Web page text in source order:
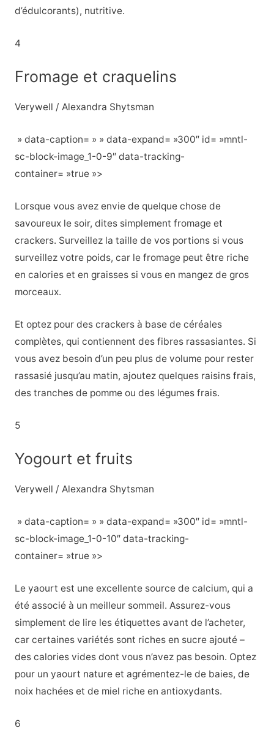
d’édulcorants), nutritive.
4
Fromage et craquelins
Verywell / Alexandra Shytsman
» data-caption= » » data-expand= »300″ id= »mntl-
sc-block-image_1-0-9″ data-tracking-
container= »true »>
Lorsque vous avez envie de quelque chose de
savoureux le soir, dites simplement fromage et
crackers. Surveillez la taille de vos portions si vous
surveillez votre poids, car le fromage peut être riche
en calories et en graisses si vous en mangez de gros
morceaux.
Et optez pour des crackers à base de céréales
complètes, qui contiennent des fibres rassasiantes. Si
vous avez besoin d’un peu plus de volume pour rester
rassasié jusqu’au matin, ajoutez quelques raisins frais,
des tranches de pomme ou des légumes frais.
5
Yogourt et fruits
Verywell / Alexandra Shytsman
» data-caption= » » data-expand= »300″ id= »mntl-
sc-block-image_1-0-10″ data-tracking-
container= »true »>
Le yaourt est une excellente source de calcium, qui a
été associé à un meilleur sommeil. Assurez-vous
simplement de lire les étiquettes avant de l’acheter,
car certaines variétés sont riches en sucre ajouté –
des calories vides dont vous n’avez pas besoin. Optez
pour un yaourt nature et agrémentez-le de baies, de
noix hachées et de miel riche en antioxydants.
6